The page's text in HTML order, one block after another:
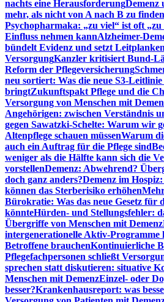
nachts eine HerausforderungDemenz
mehr, als nicht von A nach B zu finden
Psychopharmaka: „zu viel“ ist oft
Einfluss nehmen kannAlzheimer-
bündelt Evidenz und setzt
VersorgungKanzler kritisiert Bund-
Reform der Pflegeversicherung
neu sortiert: Was die neue S3-
bringtZukunftspakt Pflege und die
Versorgung von Menschen mit
Angehörigen: zwischen Verständnis
gegen Sawatzki-Schelte: Warum wir
Altenpflege schauen müssenWarum
auch ein Auftrag für die Pflege sind
weniger als die Hälfte kann sich die
vorstellenDemenz: Abwehrend?
doch ganz anders?Demenz im
können das Sterberisiko erhöhen
Bürokratie: Was das neue Gesetz für
könnteHürden- und Stellungsfehler:
Übergriffe von Menschen mit Demenz
intergenerationelle Aktiv-Programme
Betroffene brauchenKontinuierliche
Pflegefachpersonen schließt
sprechen statt diskutieren: situative
Menschen mit DemenzEinzel- oder
besser?Krankenhausreport: was